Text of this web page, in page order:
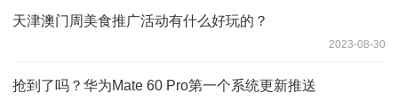
天津澳门周美食推广活动有什么好玩的？
2023-08-30
抢到了吗？华为Mate 60 Pro第一个系统更新推送